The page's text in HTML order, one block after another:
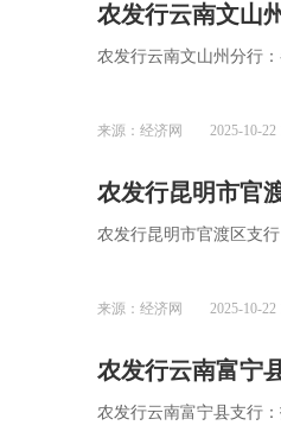
农发行云南文山
农发行云南文山州分行
来源：经济网 2025-10-22
农发行昆明市官
农发行昆明市官渡区支
来源：经济网 2025-10-22
农发行云南富宁
农发行云南富宁县支行